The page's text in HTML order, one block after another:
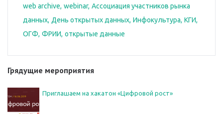
web archive webinar Ассоциация участников рынка
данных День открытых данных Инфокультура КГИ
ОГФ ФРИИ открытые данные
Грядущие мероприятия
Приглашаем на хакатон «Цифровой рост»